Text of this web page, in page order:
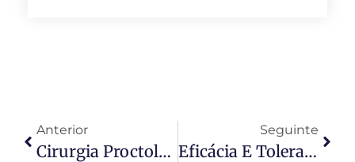
Anterior
Cirurgia Proctológica Ambulatorial: Evidências, Protocolos E Desafios Contemporâneos
Seguinte
Eficácia E Tolerabilidade Do Tratamento Com Laser De CO2 Em Pacientes Com Condiloma Anal Ou Neoplasia Intraepitelial